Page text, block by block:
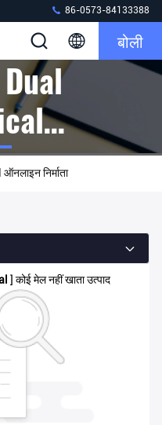
86-0573-84133388
बोली
0
निर्माता
] कोई मेल नहीं खाता उत्पाद